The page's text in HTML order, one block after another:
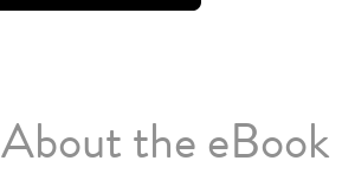
About the eBook